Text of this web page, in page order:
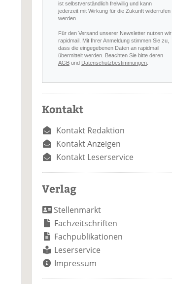
ist selbstverständlich freiwillig und kann
jederzeit mit Wirkung für die Zukunft widerrufen
werden.
Für den Versand unserer Newsletter nutzen wir
rapidmail. Mit Ihrer Anmeldung stimmen Sie zu,
dass die eingegebenen Daten an rapidmail
übermittelt werden. Beachten Sie bitte deren
AGB und Datenschutzbestimmungen
Kontakt
Kontakt Redaktion
Kontakt Anzeigen
Kontakt Leserservice
Verlag
Stellenmarkt
Fachzeitschriften
Fachpublikationen
Leserservice
Impressum